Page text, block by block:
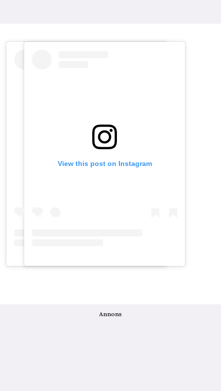
View this post on Instagram
View this post on Instagram
Annons